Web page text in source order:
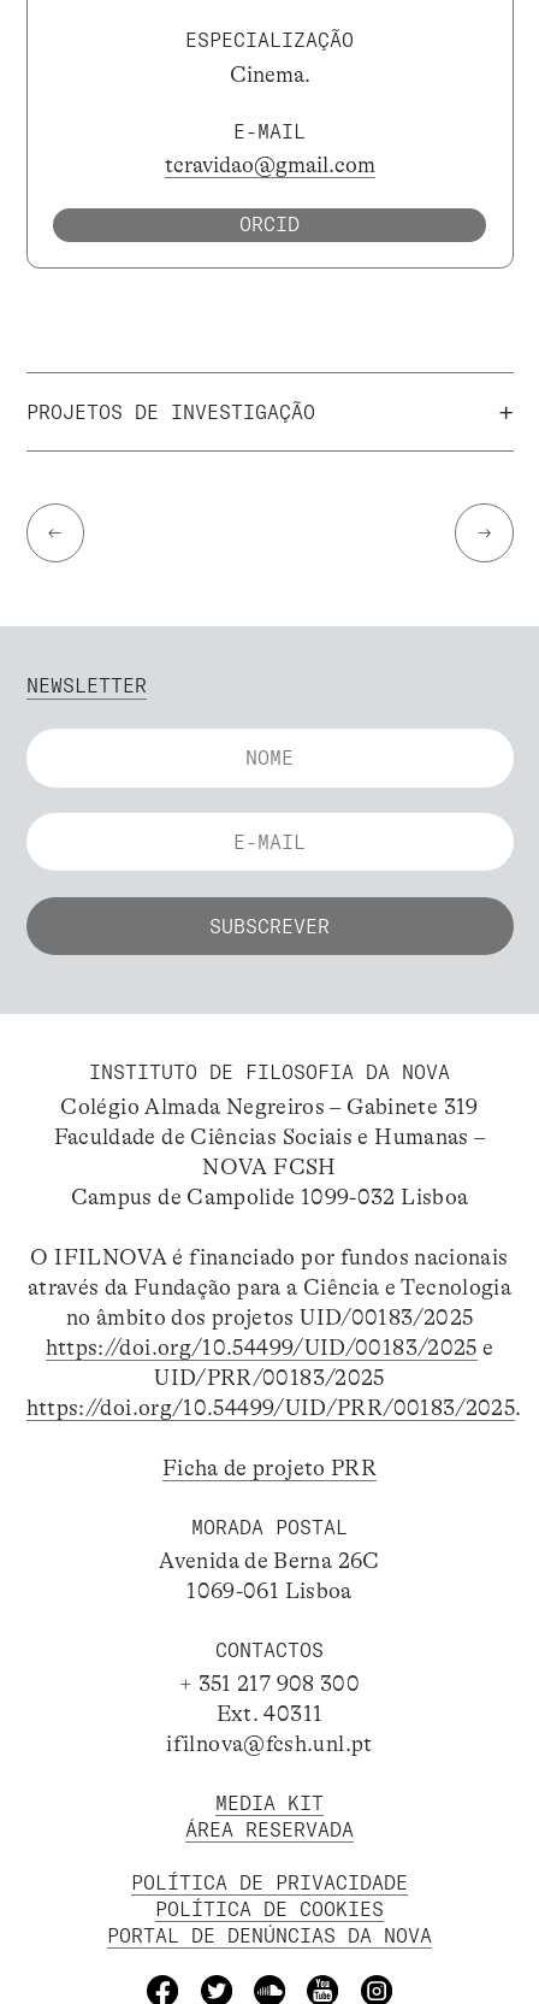
ESPECIALIZAÇÃO
Cinema.
E-MAIL
tcravidao@gmail.com
ORCID
PROJETOS DE INVESTIGAÇÃO +
← →
NEWSLETTER
INSTITUTO DE FILOSOFIA DA NOVA
Colégio Almada Negreiros – Gabinete 319
Faculdade de Ciências Sociais e Humanas –
NOVA FCSH
Campus de Campolide 1099-032 Lisboa
O IFILNOVA é financiado por fundos nacionais
através da Fundação para a Ciência e Tecnologia
no âmbito dos projetos UID/00183/2025
https://doi.org/10.54499/UID/00183/2025 e
UID/PRR/00183/2025
https://doi.org/10.54499/UID/PRR/00183/2025.
Ficha de projeto PRR
MORADA POSTAL
Avenida de Berna 26C
1069-061 Lisboa
CONTACTOS
+ 351 217 908 300
Ext. 40311
ifilnova@fcsh.unl.pt
MEDIA KIT
ÁREA RESERVADA
POLÍTICA DE PRIVACIDADE
POLÍTICA DE COOKIES
PORTAL DE DENÚNCIAS DA NOVA